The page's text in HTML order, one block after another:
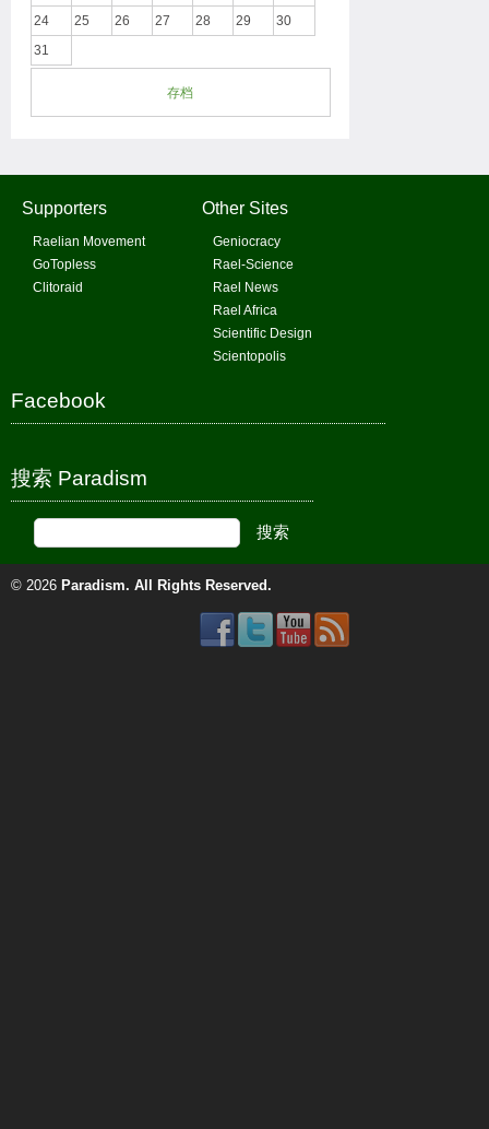
24
25 26 27 28 29
30
31
存档
Supporters
Raelian Movement
GoTopless
Clitoraid
Other Sites
Geniocracy
Rael-Science
Rael News
Rael Africa
Scientific Design
Scientopolis
Facebook
搜索 Paradism
© 2026 Paradism. All Rights Reserved.